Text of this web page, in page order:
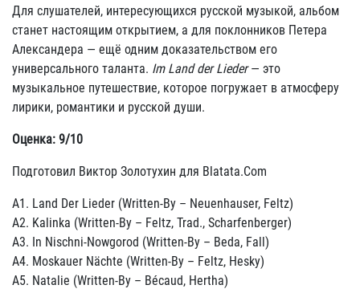
Для слушателей, интересующихся русской музыкой, альбом
станет настоящим открытием, а для поклонников Петера
Александера — ещё одним доказательством его
универсального таланта. Im Land der Lieder— это
музыкальное путешествие, которое погружает в атмосферу
лирики, романтики и русской души.
Оценка: 9/10
Подготовил Виктор Золотухин для Blatata.Com
A1. Land Der Lieder (Written-By – Neuenhauser, Feltz)
A2. Kalinka (Written-By – Feltz, Trad., Scharfenberger)
A3. In Nischni-Nowgorod (Written-By – Beda, Fall)
A4. Moskauer Nächte (Written-By – Feltz, Hesky)
A5. Natalie (Written-By – Bécaud, Hertha)